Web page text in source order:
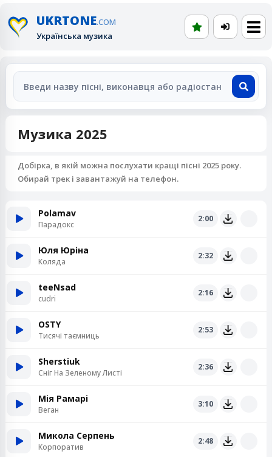
UKRTONE.COM
Українська музика
Музика 2025
Добірка, в якій можна послухати кращі пісні 2025 року.
Обирай трек і завантажуй на телефон.
Polamav
Парадокс
2:00
Юля Юріна
Коляда
2:32
teeNsad
cudri
2:16
OSTY
Тисячі таємниць
2:53
Sherstiuk
Сніг Hа Зеленому Листі
2:36
Мія Рамарі
Веган
3:10
Микола Серпень
Корпоратив
2:48